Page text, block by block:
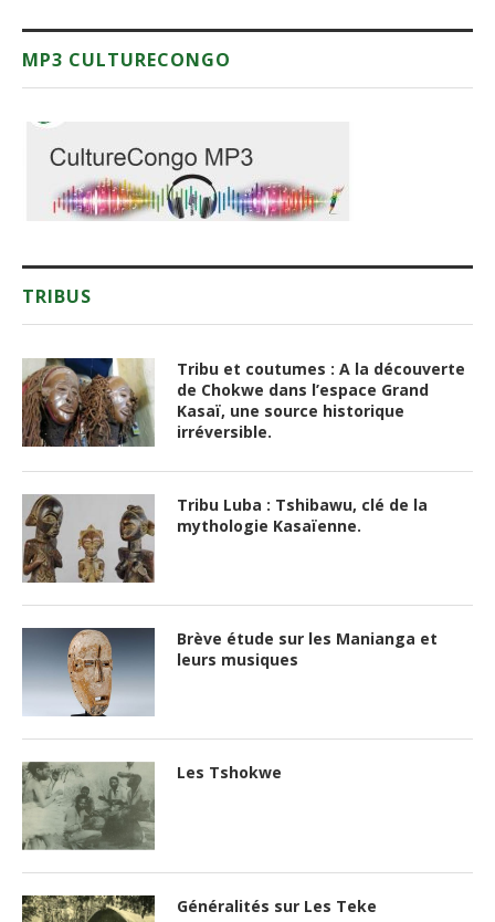
MP3 CULTURECONGO
TRIBUS
Tribu et coutumes : A la découverte
de Chokwe dans l’espace Grand
Kasaï, une source historique
irréversible.
Tribu Luba : Tshibawu, clé de la
mythologie Kasaïenne.
Brève étude sur les Manianga et
leurs musiques
Les Tshokwe
Généralités sur Les Teke